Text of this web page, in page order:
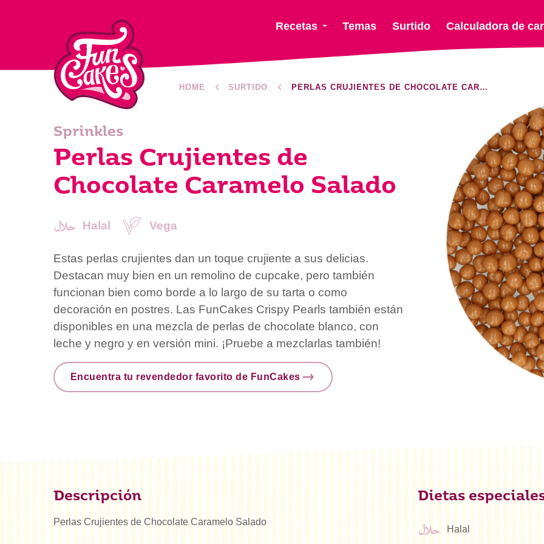
Recetas Temas Surtido Calculadora de
HOME SURTIDO PERLAS CRUJIENTES DE CHOCOLATE CARAMELO SALADO
Sprinkles
Perlas Crujientes de
Chocolate Caramelo Salado
Halal Vega
Estas perlas crujientes dan un toque crujiente a sus delicias.
Destacan muy bien en un remolino de cupcake, pero también
funcionan bien como borde a lo largo de su tarta o como
decoración en postres. Las FunCakes Crispy Pearls también están
disponibles en una mezcla de perlas de chocolate blanco, con
leche y negro y en versión mini. ¡Pruebe a mezclarlas también!
Encuentra tu revendedor favorito de FunCakes
Descripción
Perlas Crujientes de Chocolate Caramelo Salado
Dietas
Halal